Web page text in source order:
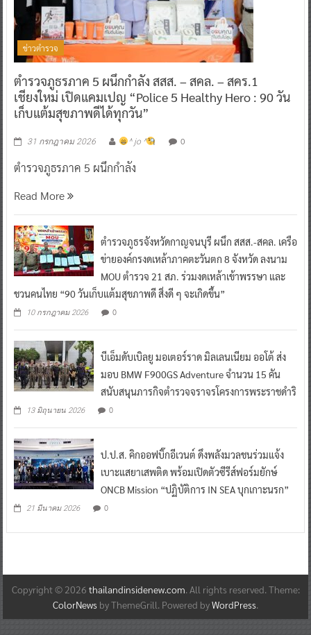
ข่าวตำรวจ
ตำรวจภูธรภาค 5 ผนึกกำลัง สสส. – สคล. – สคร.1
เชียงใหม่ เปิดแคมเปญ “Police 5 Healthy Hero : 90 วัน
เก็บแต้มสุขภาพดีได้ทุกวัน”
31 กรกฎาคม 2026 ^ jo ^ 0
ตำรวจภูธรภาค 5 ผนึกกำลัง
Read More
ตำรวจภูธรจังหวัดกาญจนบุรี ผนึก สสส.-สคล. เครือ
ข่ายองค์กรงดเหล้าภาคตะวันตก 8 จังหวัด ลงนาม
MOU ตำรวจ 21 สภ. ร่วมงดเหล้าเข้าพรรษา และ
ชวนคนไทย “90 วันเก็บแต้มสุขภาพดี สิ่งดี ๆ จะเกิดขึ้น”
10 กรกฎาคม 2026 0
บีเอ็มดับเบิลยู มอเตอร์ราด มิลเลนเนียม ออโต้ ส่ง
มอบ BMW F900GS Adventure จำนวน 15 คัน
สนับสนุนภารกิจตำรวจจราจรโครงการพระราชดำริ
13 มิถุนายน 2026 0
ป.ป.ส. คิกออฟบิ๊กอีเวนต์ ดึงพลังมวลชนร่วมแจ้ง
เบาะแสยาเสพติด พร้อมเปิดตัวซีรีส์ฟอร์มยักษ์
ONCB Mission “ปฏิบัติการ IN SEA บุกเกาะนรก”
21 มีนาคม 2026 0
Copyright © 2026 thailandinsidenew.com. All rights reserved. Theme:
ColorNews by ThemeGrill. Powered byWordPress.